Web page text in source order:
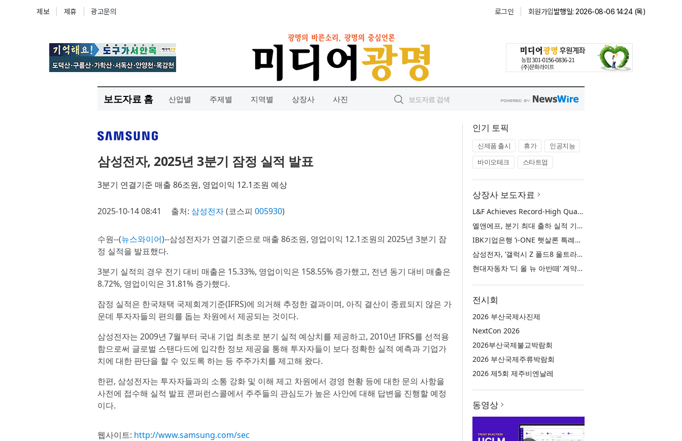
보도자료 홈 산업별 주제별 지역별 상장사 사진
삼성전자, 2025년 3분기 잠정 실적 발표
3분기 연결기준 매출 86조원, 영업이익 12.1조원 예상
2025-10-14 08:41 출처: 삼성전자(코스피 005930)
수원--(뉴스와이어)--삼성전자가 연결기준으로 매출 86조원, 영업이익 12.1조원의 2025년 3분기 잠
정 실적을 발표했다.
3분기 실적의 경우 전기 대비 매출은 15.33%, 영업이익은 158.55% 증가했고, 전년 동기 대비 매출은
8.72%, 영업이익은 31.81% 증가했다.
잠정 실적은 한국채택 국제회계기준(IFRS)에 의거해 추정한 결과이며, 아직 결산이 종료되지 않은 가
운데 투자자들의 편의를 돕는 차원에서 제공되는 것이다.
삼성전자는 2009년 7월부터 국내 기업 최초로 분기 실적 예상치를 제공하고, 2010년 IFRS를 선적용
함으로써 글로벌 스탠다드에 입각한 정보 제공을 통해 투자자들이 보다 정확한 실적 예측과 기업가
치에 대한 판단을 할 수 있도록 하는 등 주주가치를 제고해 왔다.
한편, 삼성전자는 투자자들과의 소통 강화 및 이해 제고 차원에서 경영 현황 등에 대한 문의 사항을
사전에 접수해 실적 발표 콘퍼런스콜에서 주주들의 관심도가 높은 사안에 대해 답변을 진행할 예정
이다.
웹사이트: http://www.samsung.com/sec
인기 토픽
신제품 출시 휴가
인공지능
바이오테크
스타트업
상장사 보도자료
L&F Achieves Record-High Quarterly Shipments, Begins LFP Supply for North American ESS in Q3 Advancing its Two-Track NCM and LFP Growth Strategy
엘앤에프, 분기 최대 출하 실적 기록… 3분기 북미 ESS향 LFP 공급 착수 NCM+LFP ‘2-Track’ 성장 전략 실현
IBK기업은행 ‘i-ONE 햇살론 특례보증’ 출시
삼성전자, ‘갤럭시 Z 폴드8 울트라·폴드8·플립8’과 ‘갤럭시 워치 울트라2·워치9’ 국내 공식 출시
현대자동차 ‘디 올 뉴 아반떼’ 계약 첫날 1만 대 돌파
전시회
2026 부산국제사진제
NextCon 2026
2026부산국제불교박람회
2026 부산국제주류박람회
2026 제5회 제주비엔날레
동영상